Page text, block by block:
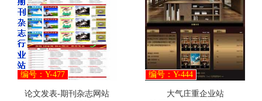
编号：Y-477
论文发表-期刊杂志网站
编号：Y-444
大气庄重企业站